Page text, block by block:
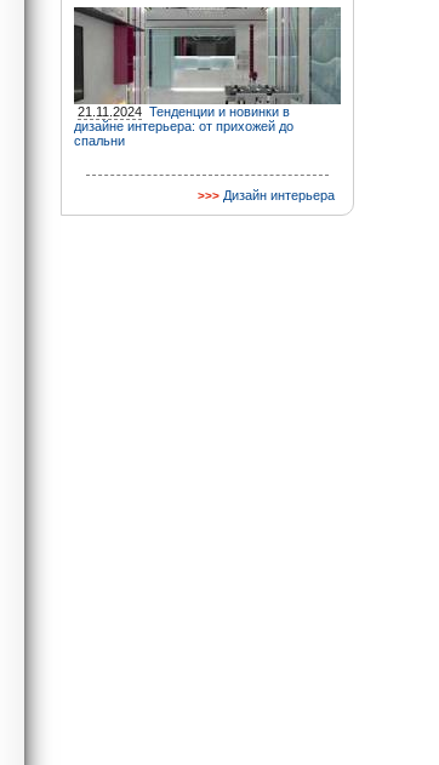
21.11.2024 Тенденции и новинки в
дизайне интерьера: от прихожей до
спальни
Дизайн интерьера